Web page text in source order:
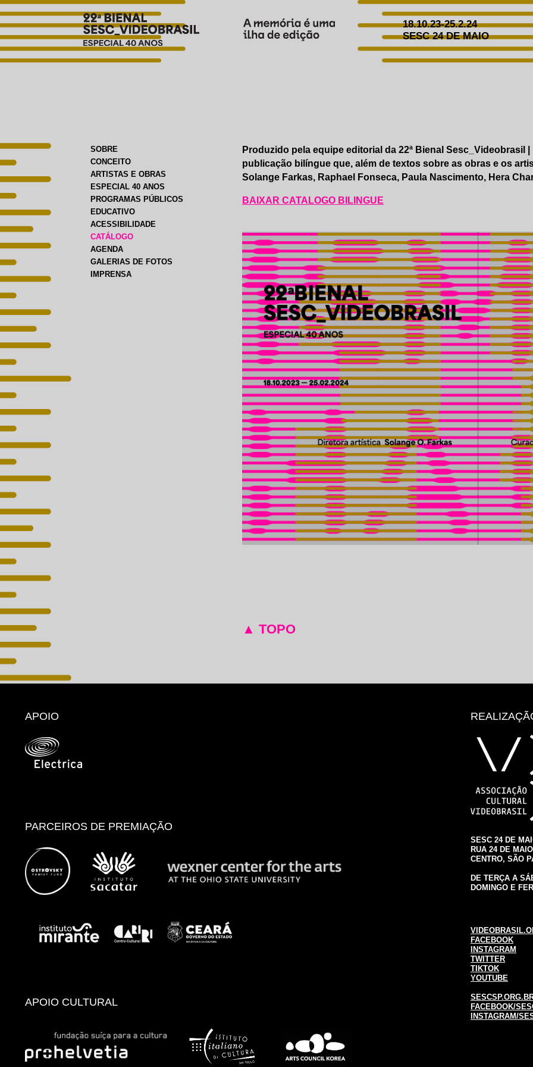
18.10.23-25.2.24
SESC 24 DE MAIO
SOBRE
CONCEITO
ARTISTAS E OBRAS
ESPECIAL 40 ANOS
PROGRAMAS PÚBLICOS
EDUCATIVO
ACESSIBILIDADE
CATÁLOGO
AGENDA
GALERIAS DE FOTOS
IMPRENSA
Produzido pela equipe editorial da 22ª Bienal Sesc_Videobrasil
publicação bilíngue que, além de textos sobre as obras e os
Solange Farkas, Raphael Fonseca, Paula Nascimento, Hera
BAIXAR CATALOGO BILINGUE
▲ TOPO
APOIO
PARCEIROS DE PREMIAÇÃO
APOIO CULTURAL
SESC 24 DE
RUA 24 DE
CENTRO, SÃO
DE TERÇA A
DOMINGO E
FACEBOOK
INSTAGRAM
TWITTER
TIKTOK
YOUTUBE
FACEBOOK/
INSTAGRAM/